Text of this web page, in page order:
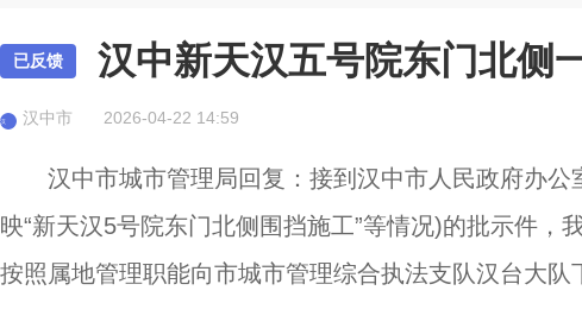
已反馈 汉中新天汉五号院东门北侧
汉 汉中市 2026-04-22 14:59
汉中市城市管理局回复：接到汉中市人民政府办
映“新天汉5号院东门北侧围挡施工”等情况)的批示件
按照属地管理职能向市城市管理综合执法支队汉台大队